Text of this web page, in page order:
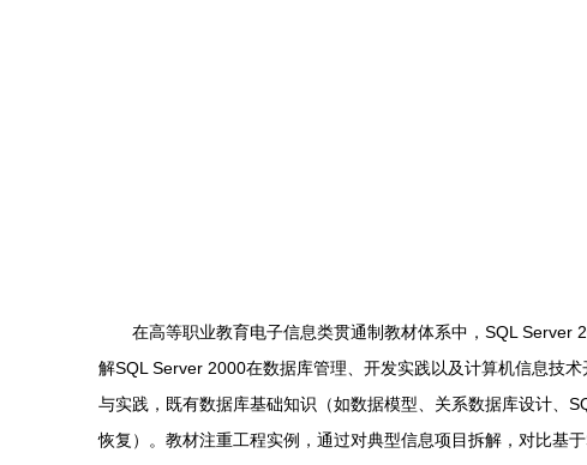
在高等职业教育电子信息类贯通制教材体系中，SQL Server
解SQL Server 2000在数据库管理、开发实践以及计算机信息技
与实践，既有数据库基础知识（如数据模型、关系数据库设计、
恢复）。教材注重工程实例，通过对典型信息项目拆解，对比基